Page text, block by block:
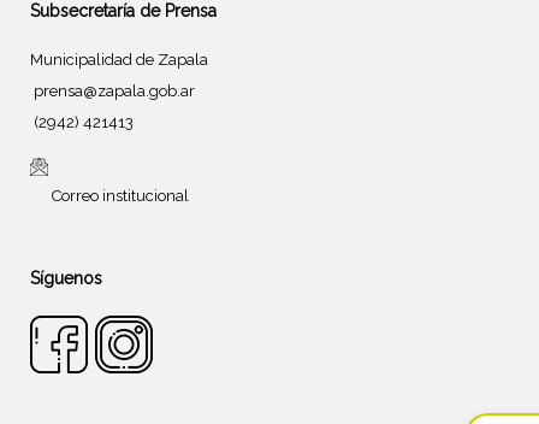
Subsecretaría de Prensa
Municipalidad de Zapala
prensa@zapala.gob.ar
(2942) 421413
Correo institucional
Síguenos